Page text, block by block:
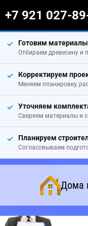
+7 921 027-
Готовим
Отбираем древесину и
Корректируем
Меняем планировку,
Уточняем
Сверяем материалы и
Планируем
Согласовываем
Дома